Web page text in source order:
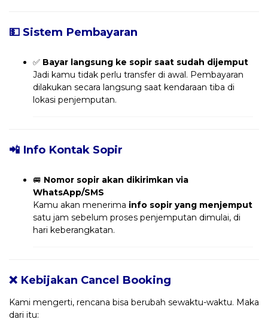
💵 Sistem Pembayaran
✅ Bayar langsung ke sopir saat sudah dijemput
Jadi kamu tidak perlu transfer di awal. Pembayaran
dilakukan secara langsung saat kendaraan tiba di
lokasi penjemputan.
📲 Info Kontak Sopir
🚐 Nomor sopir akan dikirimkan via
WhatsApp/SMS
Kamu akan menerima info sopir yang menjemput
satu jam sebelum proses penjemputan dimulai, di
hari keberangkatan.
❌ Kebijakan Cancel Booking
Kami mengerti, rencana bisa berubah sewaktu-waktu. Maka
dari itu: